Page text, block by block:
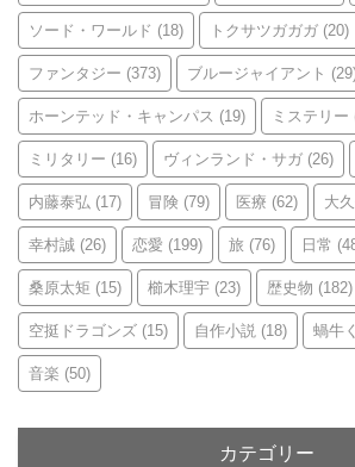
ソード・ワールド (18) トクサツガガガ (20)
ファンタジー (373) ブルージャイアント
ホーンテッド・キャンパス (19) ミステリー
ミリタリー (16) ヴィンランド・サガ (26)
内藤泰弘 (17) 冒険 (79) 医療 (62) 大
幸村誠 (26) 恋愛 (199) 旅 (76) 日常
桑原太矩 (15) 櫛木理宇 (23) 歴史物 (182)
空挺ドラゴンズ (15) 自作小説 (18) 蝸牛
音楽 (50)
カテゴリー